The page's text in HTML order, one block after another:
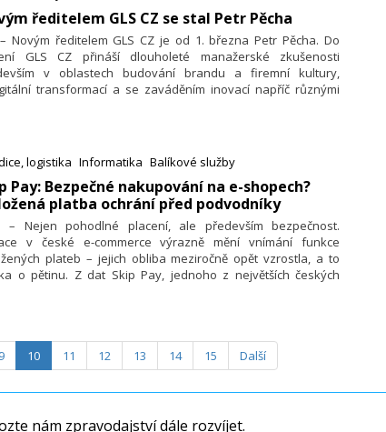
V následujícím období chce DODO nejen nadále posilovat
potravin, ale zároveň masivně rozšířit doručování
vybraný den a čas napříč klasickou balíkovou
ředitelem GLS CZ se stal Petr Pěcha
Novým ředitelem GLS CZ je od 1. března Petr Pěcha. Do
GLS CZ přináší dlouholeté manažerské zkušenosti
v oblastech budování brandu a firemní kultury,
transformací a se zaváděním inovací napříč různými
Evropě.
logistika Informatika Balíkové služby
Pay: Bezpečné nakupování na e-shopech?
platba ochrání před podvodníky
– Nejen pohodlné placení, ale především bezpečnost.
v české e-commerce výrazně mění vnímání funkce
plateb – jejich obliba meziročně opět vzrostla, a to
o pětinu. Z dat Skip Pay, jednoho z největších českých
zajímat i menší e-shopy, které si své jméno teprve budují:
zájem o tuto službu podle dat Skip Pay meziročně stoupl až
9 10 11 12 13 14 15 Další
nám zpravodajství dále rozvíjet.